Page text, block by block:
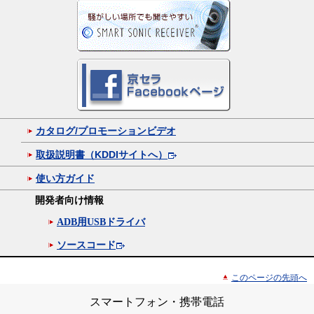
カタログ/プロモーションビデオ
取扱説明書（KDDIサイトへ）
使い方ガイド
開発者向け情報
ADB用USBドライバ
ソースコード
このページの先頭へ
スマートフォン・携帯電話